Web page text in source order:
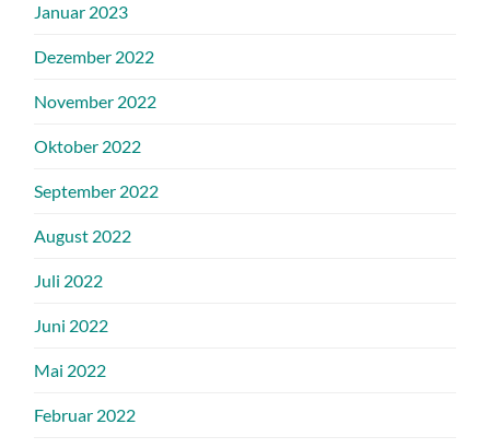
Januar 2023
Dezember 2022
November 2022
Oktober 2022
September 2022
August 2022
Juli 2022
Juni 2022
Mai 2022
Februar 2022